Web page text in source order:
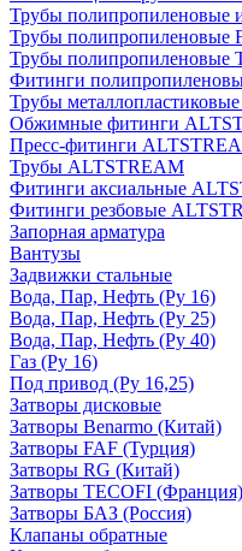
Трубы полипропиленовые
Трубы полипропиленовые
Трубы полипропиленовые
Фитинги
Трубы
Обжимные фитинги
Пресс-фитинги
Трубы ALTSTREAM
Фитинги аксиальные
Фитинги резбовые
Запорная арматура
Вантузы
Задвижки стальные
Вода, Пар, Нефть (Ру 16)
Вода, Пар, Нефть (Ру 25)
Вода, Пар, Нефть (Ру 40)
Газ (Ру 16)
Под привод (Ру 16,25)
Затворы дисковые
Затворы Benarmo (Китай)
Затворы FAF (Турция)
Затворы RG (Китай)
Затворы TECOFI (Франция)
Затворы БАЗ (Россия)
Клапаны обратные